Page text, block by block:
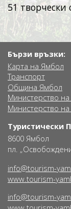
51 творчески
Бързи връзки:
Карта на Ямбол
Транспорт
Община Ямбол
Министерство на
Министерство на
Туристически
8600 Ямбол
пл.
info@tourism-
www.tourism-
info@tourism-